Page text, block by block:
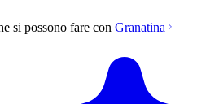
si possono fare con Granatina